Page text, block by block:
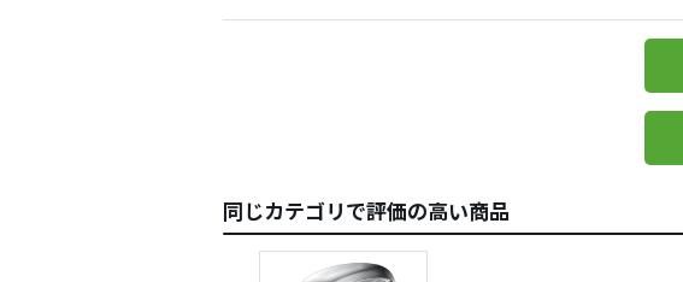
気になる方や手入れが
スピンに関してはもと
他社より止まるとも止
ピンに向かって転がる
持っていないクラブを
巡り合えてよかったなぁ
同じカテゴリで評価の高い商品